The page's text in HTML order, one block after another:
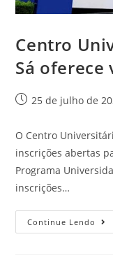
Centro
Sá oferece
25 de julho de
O Centro
inscrições abertas
Programa
inscrições…
Continue Lendo